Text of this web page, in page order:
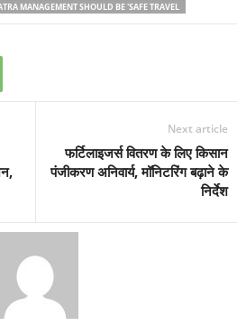
MANAGEMENT SHOULD BE 'SAFE TRAVEL
Next article
फर्टिलाइजर्स वितरण के लिए किसान
पंजीकरण अनिवार्य, मॉनिटरिंग बढ़ाने के
निर्देश